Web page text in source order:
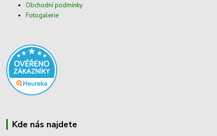
Obchodní podmínky
Fotogalerie
Kde nás najdete